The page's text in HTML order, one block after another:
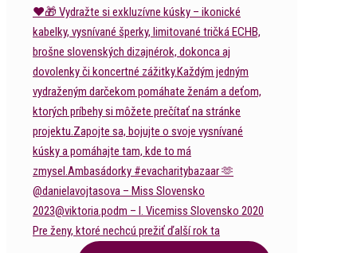
Pre ženy, ktoré nechcú prežiť ďalší rok ta